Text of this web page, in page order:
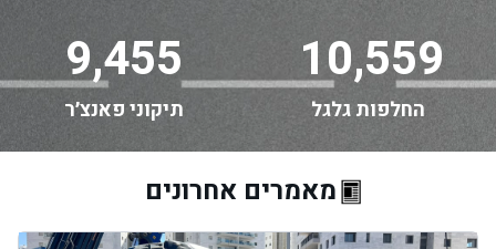
9,455
תיקוני פאנצ׳ר
10,559
החלפות גלגל
מאמרים אחרונים